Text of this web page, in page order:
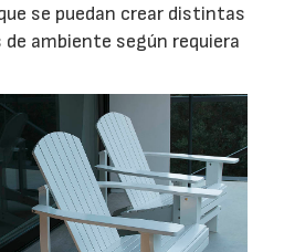
se puedan crear distintas
ambiente según requiera